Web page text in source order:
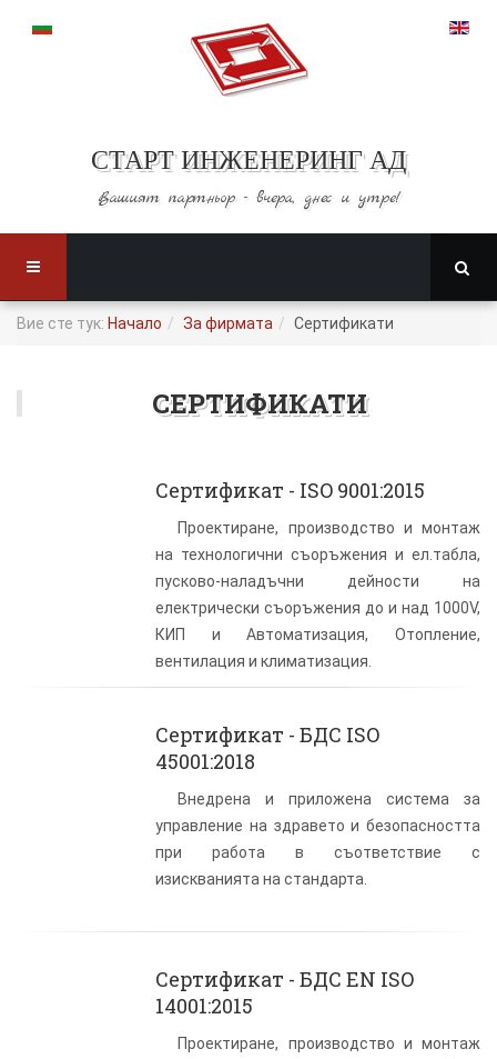
СТАРТ ИНЖЕНЕРИНГ АД
Вашият партньор - вчера, днес и утре!
Вие сте тук: Начало За фирмата Сертификати
СЕРТИФИКАТИ
Сертификат - ISO 9001:2015
Проектиране, производство и монтаж
на технологични съоръжения и ел.табла,
пусково-наладъчни дейности на
електрически съоръжения до и над 1000V,
КИП и Автоматизация, Отопление,
вентилация и климатизация.
Сертификат - БДС ISO
45001:2018
Внедрена и приложена система за
управление на здравето и безопасността
при работа в съответствие с
изискванията на стандарта.
Сертификат - БДС EN ISO
14001:2015
Проектиране, производство и монтаж